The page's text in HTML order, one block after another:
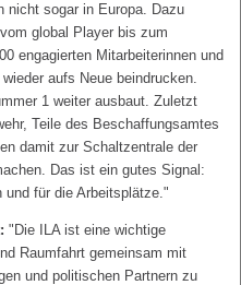
nicht sogar in Europa. Dazu
global Player bis zum
engagierten Mitarbeiterinnen und
aufs Neue beindrucken.
1 weiter ausbaut. Zuletzt
Teile des Beschaffungsamtes
damit zur Schaltzentrale der
Das ist ein gutes Signal:
und für die Arbeitsplätze."
"Die ILA ist eine wichtige
Raumfahrt gemeinsam mit
und politischen Partnern zu